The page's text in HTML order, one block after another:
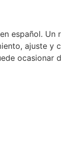
español. Un
ajuste y
ocasionar